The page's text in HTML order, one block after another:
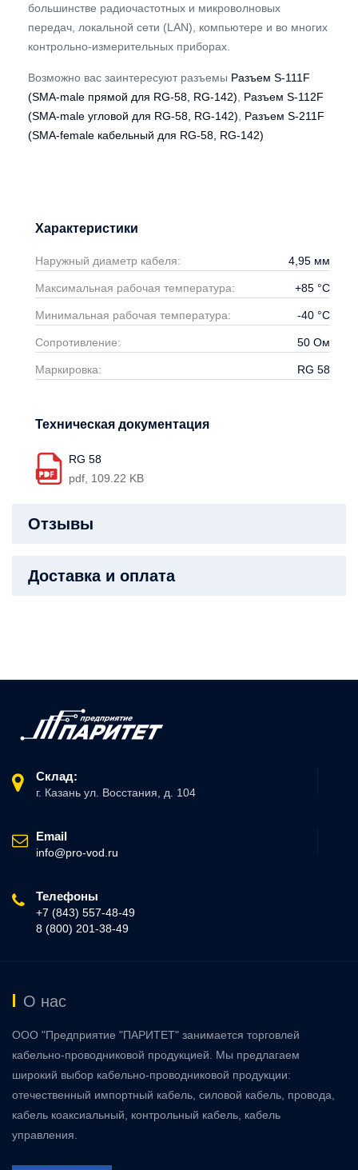
большинстве радиочастотных и микроволновых
передач, локальной сети (LAN), компьютере и во многих
контрольно-измерительных приборах.
Возможно вас заинтересуют разъемы Разъем S-111F
(SMA-male прямой для RG-58, RG-142), Разъем S-112F
(SMA-male угловой для RG-58, RG-142), Разъем S-211F
(SMA-female кабельный для RG-58, RG-142)
Характеристики
Наружный диаметр кабеля: 4,95 мм
Максимальная рабочая температура: +85 °С
Минимальная рабочая температура: -40 °С
Сопротивление: 50 Ом
Маркировка: RG 58
Техническая документация
RG 58
pdf, 109.22 KB
Отзывы
Доставка и оплата
Склад:
г. Казань ул. Восстания, д. 104
Email
info@pro-vod.ru
Телефоны
+7 (843) 557-48-49
8 (800) 201-38-49
О нас
ООО "Предприятие "ПАРИТЕТ" занимается торговлей
кабельно-проводниковой продукцией. Мы предлагаем
широкий выбор кабельно-проводниковой продукции:
отечественный импортный кабель, силовой кабель, провода,
кабель коаксиальный, контрольный кабель, кабель
управления.